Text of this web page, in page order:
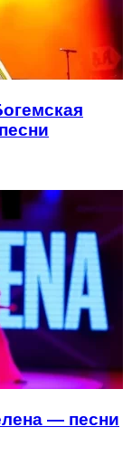
— песни